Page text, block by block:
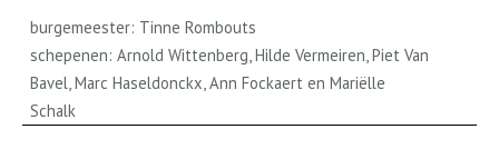
burgemeester: Tinne Rombouts
schepenen: Arnold Wittenberg, Hilde Vermeiren, Piet Van
Bavel, Marc Haseldonckx, Ann Fockaert en Mariëlle
Schalk